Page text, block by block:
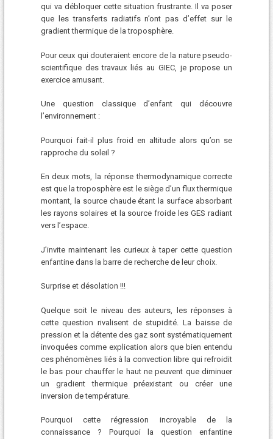
qui va débloquer cette situation frustrante. Il va poser
que les transferts radiatifs n’ont pas d’effet sur le
gradient thermique de la troposphère.
Pour ceux qui douteraient encore de la nature pseudo-
scientifique des travaux liés au GIEC, je propose un
exercice amusant.
Une question classique d’enfant qui découvre
l’environnement :
Pourquoi fait-il plus froid en altitude alors qu’on se
rapproche du soleil ?
En deux mots, la réponse thermodynamique correcte
est que la troposphère est le siège d’un flux thermique
montant, la source chaude étant la surface absorbant
les rayons solaires et la source froide les GES radiant
vers l’espace.
J’invite maintenant les curieux à taper cette question
enfantine dans la barre de recherche de leur choix.
Surprise et désolation !!!
Quelque soit le niveau des auteurs, les réponses à
cette question rivalisent de stupidité. La baisse de
pression et la détente des gaz sont systématiquement
invoquées comme explication alors que bien entendu
ces phénomènes liés à la convection libre qui refroidit
le bas pour chauffer le haut ne peuvent que diminuer
un gradient thermique préexistant ou créer une
inversion de température.
Pourquoi cette régression incroyable de la
connaissance ? Pourquoi la question enfantine